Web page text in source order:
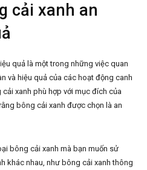
cải xanh an
quả là một trong những việc quan
và hiệu quả của các hoạt động canh
xanh phù hợp với mục đích của
bông cải xanh được chọn là an
bông cải xanh mà bạn muốn sử
khác nhau, như bông cải xanh thông